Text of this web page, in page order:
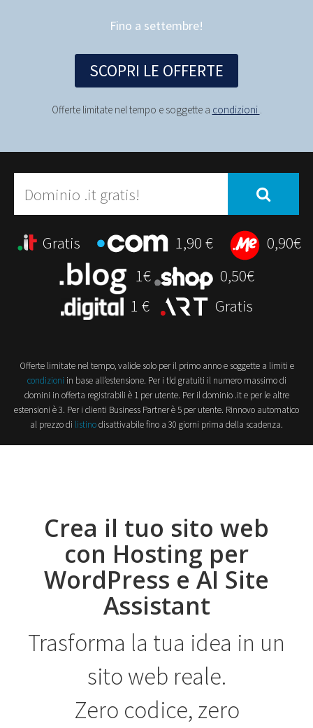
Fino a settembre!
SCOPRI LE OFFERTE
Offerte limitate nel tempo e soggette a condizioni .
Gratis 1,90 €
0,90€
1€
0,50€
1 €
Gratis
Offerte limitate nel tempo, valide solo per il primo anno e soggette a limiti e
condizioni in base all’estensione. Per i tld gratuiti il numero massimo di
domini in offerta registrabili è 1 per utente. Per il dominio .it e per le altre
estensioni è 3. Per i clienti Business Partner è 5 per utente. Rinnovo automatico
al prezzo di listinodisattivabile fino a 30 giorni prima della scadenza.
Crea il tuo sito web
con Hosting per
WordPress e AI Site
Assistant
Trasforma la tua idea in un
sito web reale.
Zero codice, zero